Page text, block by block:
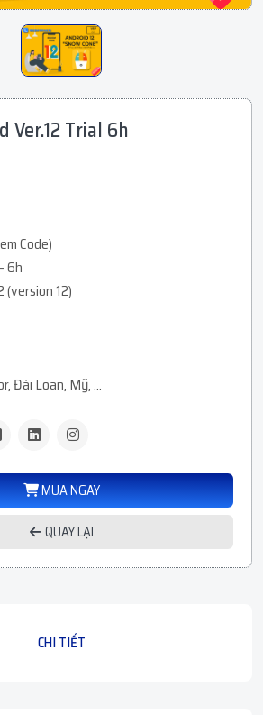
Ver.12 Trial 6h
Code)
6h
(version 12)
Đài Loan, Mỹ, ...
MUA NGAY
QUAY LẠI
CHI TIẾT